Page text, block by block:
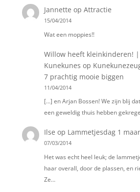
Jannette opAttractie
15/04/2014
Wat een moppies!!
Willow heeft kleinkinderen!
Kunekunes op
7 prachtig mooie biggen
11/04/2014
[…] en Arjan Bossen! We zijn blij
een geweldig thuis hebben
Ilse op Lammetjesdag 1
07/03/2014
Het was echt heel leuk; de
haar overall, door de plassen, en
Ze…